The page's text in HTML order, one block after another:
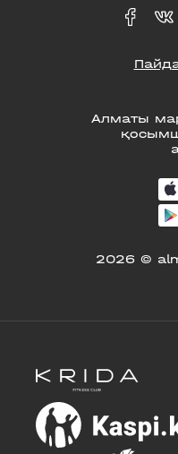
Алматы
2026 ©